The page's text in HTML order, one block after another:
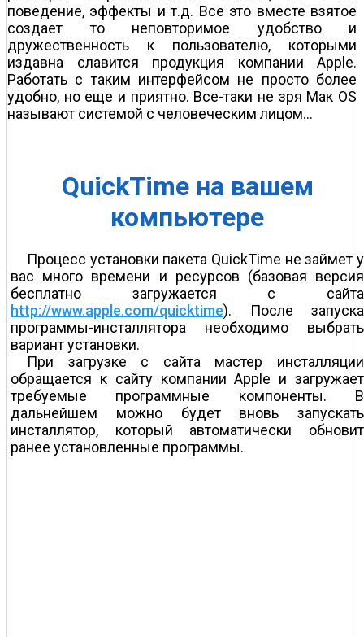
поведение, эффекты и т.д. Все это вместе взятое
создает то неповторимое удобство и
дружественность к пользователю, которыми
издавна славится продукция компании Apple.
Работать с таким интерфейсом не просто более
удобно, но еще и приятно. Все-таки не зря Мак OS
называют системой с человеческим лицом…
QuickTime на вашем
компьютере
Процесс установки пакета QuickTime не займет у
вас много времени и ресурсов (базовая версия
бесплатно загружается с сайта
http://www.apple.com/quicktime). После запуска
программы-инсталлятора необходимо выбрать
вариант установки.
При загрузке с сайта мастер инсталляции
обращается к сайту компании Apple и загружает
требуемые программные компоненты. В
дальнейшем можно будет вновь запускать
инсталлятор, который автоматически обновит
ранее установленные программы.